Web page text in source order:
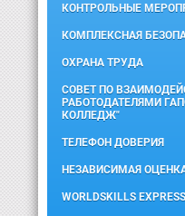
КОНТРОЛЬНЫЕ
КОМПЛЕКСНАЯ
ОХРАНА ТРУДА
СОВЕТ ПО
РАБОТОДАТЕЛЯМИ
КОЛЛЕДЖ"
ТЕЛЕФОН ДОВЕРИЯ
НЕЗАВИСИМАЯ
WORLDSKILLS EXPRESS